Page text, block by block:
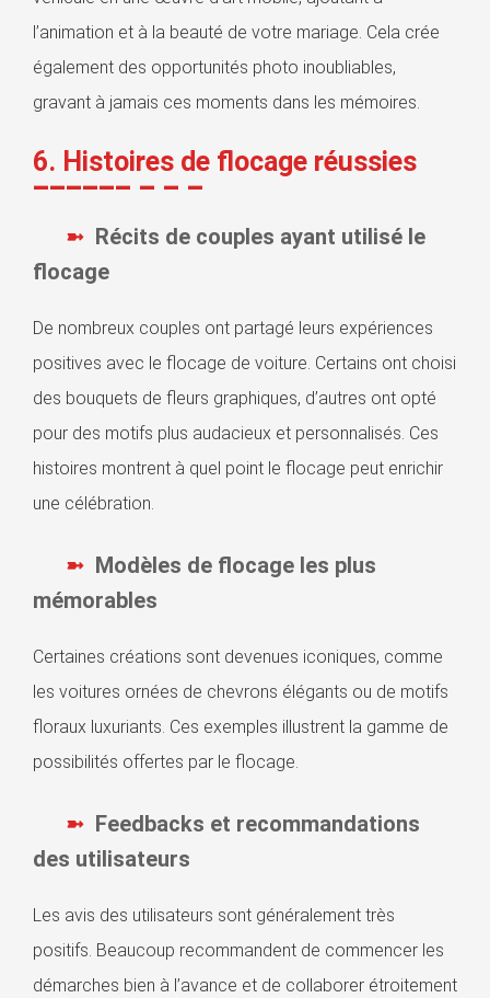
l’animation et à la beauté de votre mariage. Cela crée
également des opportunités photo inoubliables,
gravant à jamais ces moments dans les mémoires.
6. Histoires de flocage réussies
Récits de couples ayant utilisé le
flocage
De nombreux couples ont partagé leurs expériences
positives avec le flocage de voiture. Certains ont choisi
des bouquets de fleurs graphiques, d’autres ont opté
pour des motifs plus audacieux et personnalisés. Ces
histoires montrent à quel point le flocage peut enrichir
une célébration.
Modèles de flocage les plus
mémorables
Certaines créations sont devenues iconiques, comme
les voitures ornées de chevrons élégants ou de motifs
floraux luxuriants. Ces exemples illustrent la gamme de
possibilités offertes par le flocage.
Feedbacks et recommandations
des utilisateurs
Les avis des utilisateurs sont généralement très
positifs. Beaucoup recommandent de commencer les
démarches bien à l’avance et de collaborer étroitement